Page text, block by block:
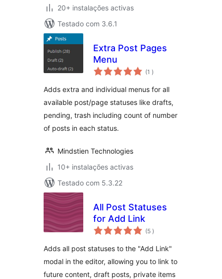
20+ instalações activas
Testado com 3.6.1
Extra Post Pages
Menu
(1 classificações
)
Adds extra and individual menus for all
available post/page statuses like drafts,
pending, trash including count of number
of posts in each status.
Mindstien Technologies
10+ instalações activas
Testado com 5.3.22
All Post Statuses
for Add Link
(5 classificações
)
Adds all post statuses to the "Add Link"
modal in the editor, allowing you to link to
future content, draft posts, private items